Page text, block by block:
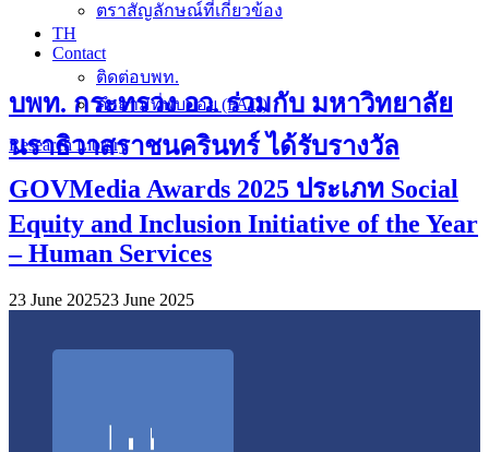
ตราสัญลักษณ์ที่เกี่ยวข้อง
TH
Contact
ติดต่อบพท.
คำถามที่พบบ่อย (FAQ)
Research Library
บพท. กระทรวง อว. ร่วมกับ มหาวิทยาลัย
นราธิวาสราชนครินทร์ ได้รับรางวัล
GOVMedia Awards 2025 ประเภท Social
Equity and Inclusion Initiative of the Year
– Human Services
23 June 202523 June 2025